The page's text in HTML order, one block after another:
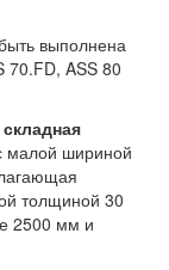
выполнена
70.FD, ASS 80
складная
малой шириной
толщиной 30
2500 мм и